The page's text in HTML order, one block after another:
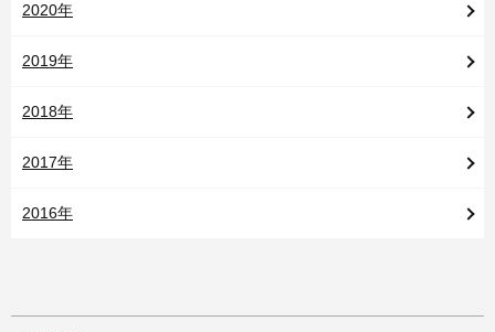
2020年
2019年
2018年
2017年
2016年